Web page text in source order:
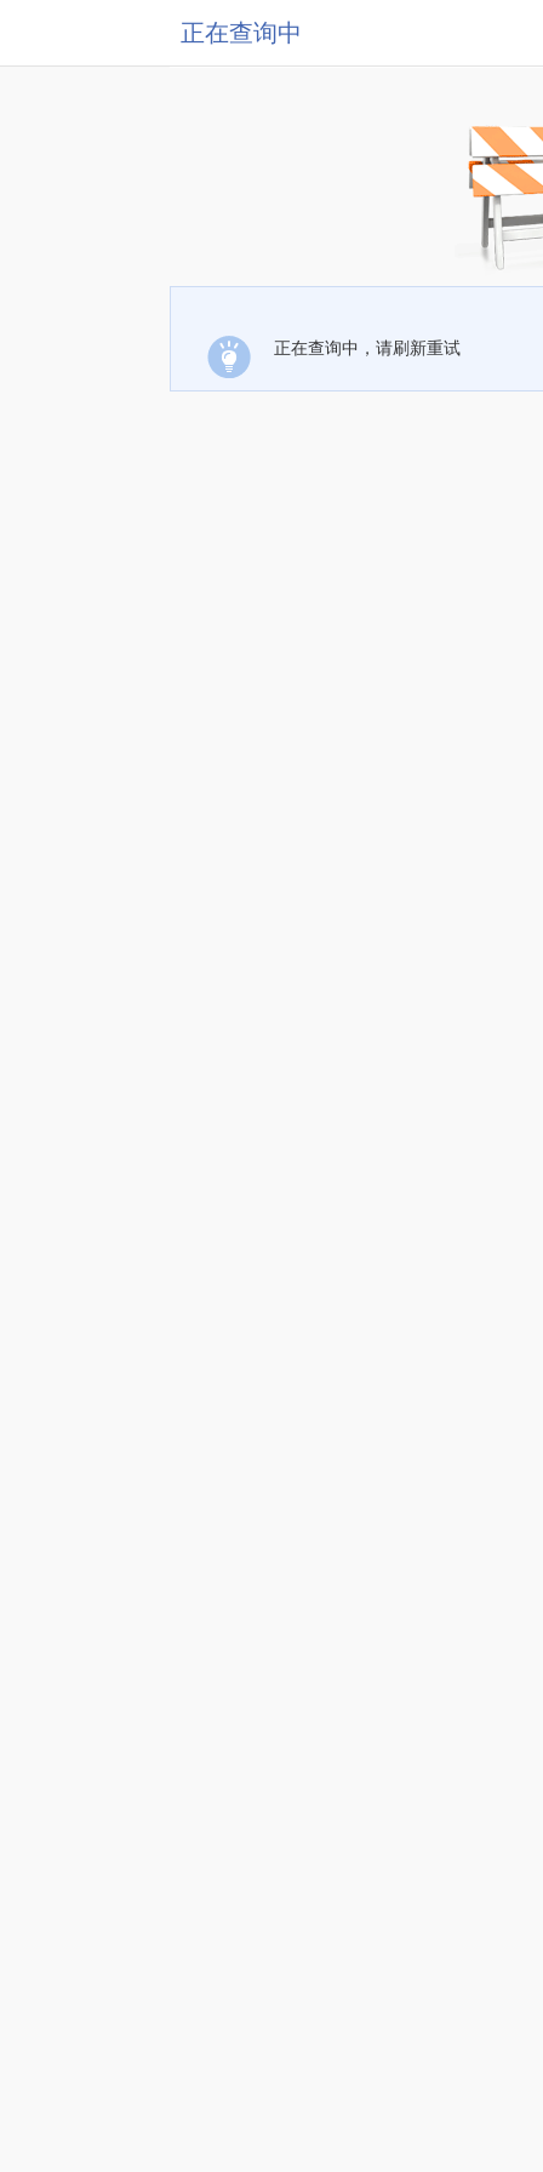
正在查询中
正在查询中，请刷新重试